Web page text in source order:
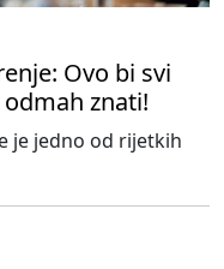
Ovo bi svi
znati!
je jedno od rijetkih